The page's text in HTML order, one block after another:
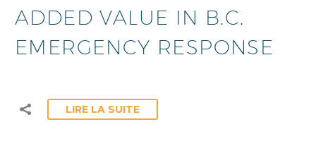
ADDED VALUE IN B.C.
EMERGENCY RESPONSE
LIRE LA SUITE